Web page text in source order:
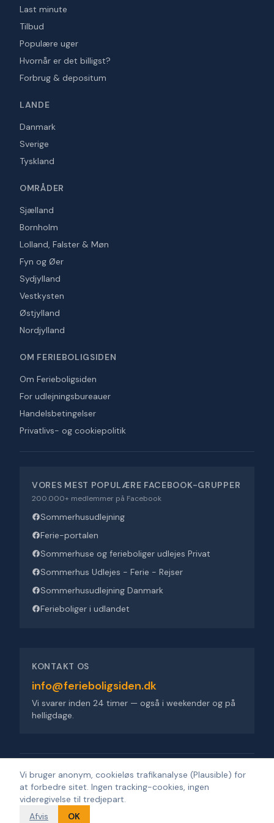
Last minute
Tilbud
Populære uger
Hvornår er det billigst?
Forbrug & depositum
LANDE
Danmark
Sverige
Tyskland
OMRÅDER
Sjælland
Bornholm
Lolland, Falster & Møn
Fyn og Øer
Sydjylland
Vestkysten
Østjylland
Nordjylland
OM FERIEBOLIGSIDEN
Om Ferieboligsiden
For udlejningsbureauer
Handelsbetingelser
Privatlivs- og cookiepolitik
VORES MEST POPULÆRE FACEBOOK-GRUPPER
200.000+ medlemmer på Facebook
Sommerhusudlejning
Ferie-portalen
Sommerhuse og ferieboliger udlejes Privat
Sommerhus Udlejes - Ferie - Rejser
Sommerhusudlejning Danmark
Ferieboliger i udlandet
KONTAKT OS
info@ferieboligsiden.dk
Vi svarer inden 24 timer — også i weekender og på
helligdage.
Ferieboligsiden ApS·Trigevej 9, 8382 Hinnerup ·CVR 36909676
© 2026Ferieboligsiden.Alle rettigheder forbeholdes.
Design'R'us
Vi bruger anonym, cookieløs trafikanalyse (Plausible) for
at forbedre sitet. Ingen tracking-cookies, ingen
videregivelse til tredjepart.
Afvis
OK